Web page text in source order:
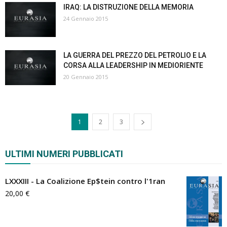
IRAQ: LA DISTRUZIONE DELLA MEMORIA
24 Gennaio 2015
LA GUERRA DEL PREZZO DEL PETROLIO E LA
CORSA ALLA LEADERSHIP IN MEDIORIENTE
20 Gennaio 2015
1 2 3
ULTIMI NUMERI PUBBLICATI
LXXXIII - La Coalizione Ep$tein contro l'1ran
20,00 €